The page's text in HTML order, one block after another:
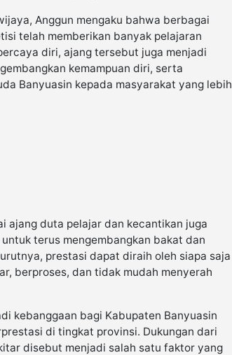
Anggun mengaku bahwa berbagai
telah memberikan banyak pelajaran
diri, ajang tersebut juga menjadi
kemampuan diri, serta
Banyuasin kepada masyarakat yang lebih
ajang duta pelajar dan kecantikan juga
terus mengembangkan bakat dan
prestasi dapat diraih oleh siapa saja
berproses, dan tidak mudah menyerah
kebanggaan bagi Kabupaten Banyuasin
di tingkat provinsi. Dukungan dari
disebut menjadi salah satu faktor yang